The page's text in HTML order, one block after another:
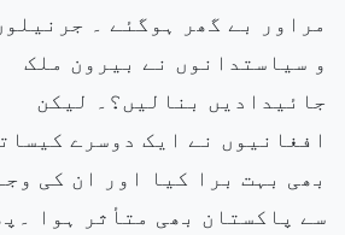
مراور بے گھر ہوگئے ۔
و سیاستدانوں نے بیرون ملک
جائیدادیں بنالیں؟۔ لیکن
افغانیوں نے ایک دوسرے
بھی بہت برا کیا اور ان کی وجہ
سے پاکستان بھی متأثر ہوا